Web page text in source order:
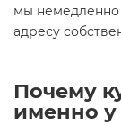
мы немедленно
адресу
Почему
именно у